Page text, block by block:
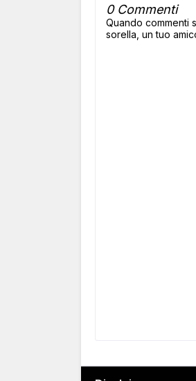
0 Commenti
Quando commenti
sorella, un tuo